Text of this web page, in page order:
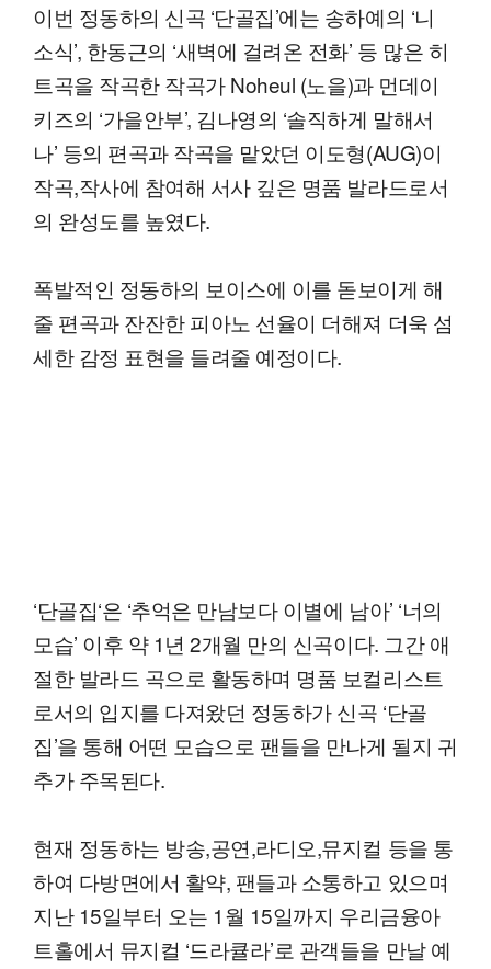
이번 정동하의 신곡 ‘단골집’에는 송하예의 ‘니
소식’, 한동근의 ‘새벽에 걸려온 전화’ 등 많은 히
트곡을 작곡한 작곡가 Noheul (노을)과 먼데이
키즈의 ‘가을안부’, 김나영의 ‘솔직하게 말해서
나’ 등의 편곡과 작곡을 맡았던 이도형(AUG)이
작곡,작사에 참여해 서사 깊은 명품 발라드로서
의 완성도를 높였다.
폭발적인 정동하의 보이스에 이를 돋보이게 해
줄 편곡과 잔잔한 피아노 선율이 더해져 더욱 섬
세한 감정 표현을 들려줄 예정이다.
‘단골집‘은 ‘추억은 만남보다 이별에 남아’ ‘너의
모습’ 이후 약 1년 2개월 만의 신곡이다. 그간 애
절한 발라드 곡으로 활동하며 명품 보컬리스트
로서의 입지를 다져왔던 정동하가 신곡 ‘단골
집’을 통해 어떤 모습으로 팬들을 만나게 될지 귀
추가 주목된다.
현재 정동하는 방송,공연,라디오,뮤지컬 등을 통
하여 다방면에서 활약, 팬들과 소통하고 있으며
지난 15일부터 오는 1월 15일까지 우리금융아
트홀에서 뮤지컬 ‘드라큘라’로 관객들을 만날 예